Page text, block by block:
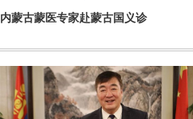
内蒙古蒙医专家赴蒙古国义诊